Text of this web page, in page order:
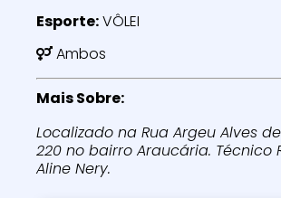
Esporte:VÔLEI
Ambos
Mais Sobre:
Localizado na Rua Argeu Alves
220 no bairro Araucária. Técnico
Aline Nery.